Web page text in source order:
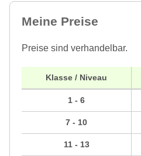
Meine Preise
Preise sind verhandelbar.
Klasse / Niveau
1 - 6
7 - 10
11 - 13